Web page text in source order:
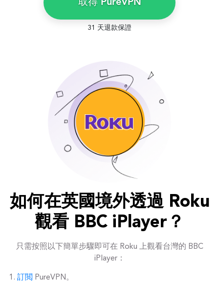
取得 PureVPN
31 天退款保證
如何在英國境外透過 Roku
觀看 BBC iPlayer？
只需按照以下簡單步驟即可在 Roku 上觀看台灣的 BBC
iPlayer：
訂閲 PureVPN。